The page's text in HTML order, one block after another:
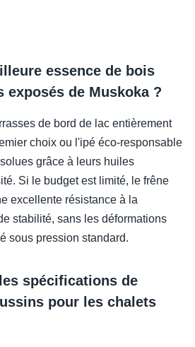
essence de bois
exposés de Muskoka ?
de bord de lac entièrement
choix ou l'ipé éco-responsable
grâce à leurs huiles
Si le budget est limité, le frêne
excellente résistance à la
stabilité, sans les déformations
sous pression standard.
spécifications de
pour les chalets